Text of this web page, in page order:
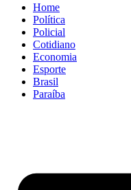
Home
Política
Policial
Cotidiano
Economia
Esporte
Brasil
Paraíba